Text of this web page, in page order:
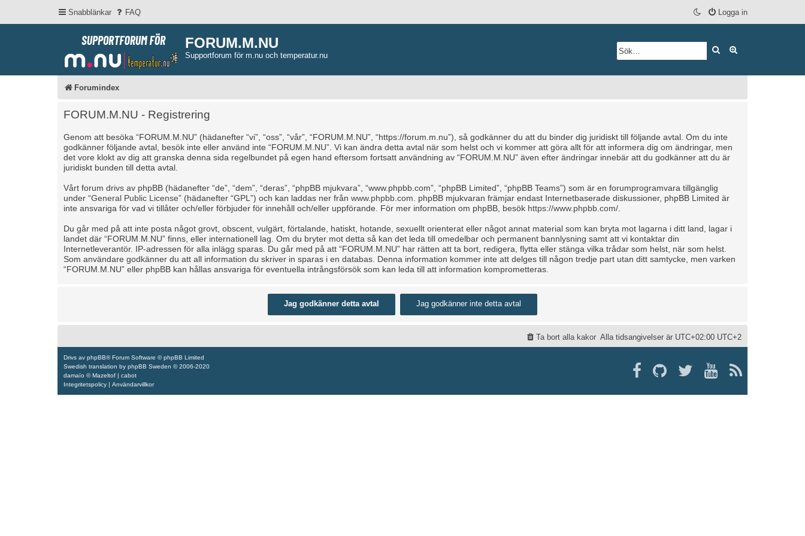
Snabblänkar FAQ Logga in
FORUM.M.NU
Supportforum för m.nu och temperatur.nu
Sök
Forumindex
FORUM.M.NU - Registrering
Genom att besöka “FORUM.M.NU” (hädanefter “vi”, “oss”, “vår”, “FORUM.M.NU”, “https://forum.m.nu”), så godkänner du att du binder dig juridiskt till följande avtal. Om du inte
godkänner följande avtal, besök inte eller använd inte “FORUM.M.NU”. Vi kan ändra detta avtal när som helst och vi kommer att göra allt för att informera dig om ändringar, men
det vore klokt av dig att granska denna sida regelbundet på egen hand eftersom fortsatt användning av “FORUM.M.NU” även efter ändringar innebär att du godkänner att du är
juridiskt bunden till detta avtal.
Vårt forum drivs av phpBB (hädanefter “de”, “dem”, “deras”, “phpBB mjukvara”, “www.phpbb.com”, “phpBB Limited”, “phpBB Teams”) som är en forumprogramvara tillgänglig
under “General Public License” (hädanefter “GPL”) och kan laddas ner från www.phpbb.com . phpBB mjukvaran främjar endast Internetbaserade diskussioner, phpBB Limited är
inte ansvariga för vad vi tillåter och/eller förbjuder för innehåll och/eller uppförande. För mer information om phpBB, besök https://www.phpbb.com/
Du går med på att inte posta något grovt, obscent, vulgärt, förtalande, hatiskt, hotande, sexuellt orienterat eller något annat material som kan bryta mot lagarna i ditt land, lagar i
landet där “FORUM.M.NU” finns, eller internationell lag. Om du bryter mot detta så kan det leda till omedelbar och permanent bannlysning samt att vi kontaktar din
Internetleverantör. IP-adressen för alla inlägg sparas. Du går med på att “FORUM.M.NU” har rätten att ta bort, redigera, flytta eller stänga vilka trådar som helst, när som helst.
Som användare godkänner du att all information du skriver in sparas i en databas. Denna information kommer inte att delges till någon tredje part utan ditt samtycke, men varken
“FORUM.M.NU” eller phpBB kan hållas ansvariga för eventuella intrångsförsök som kan leda till att information komprometteras.
Alla tidsangivelser är UTC+02:00 UTC+2
Ta bort alla kakor
Drivs av phpBB® Forum Software © phpBB Limited
Swedish translation by phpBB Sweden © 2006-2020
damaïo ©Mazeltof | cabot
Integritetspolicy | Användarvillkor